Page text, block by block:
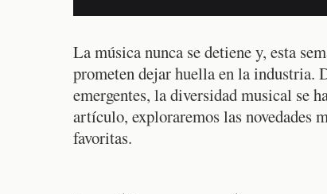
La música nunca se detiene y, esta
prometen dejar huella en la industria.
emergentes, la diversidad musical se
artículo, exploraremos las novedades
favoritas.